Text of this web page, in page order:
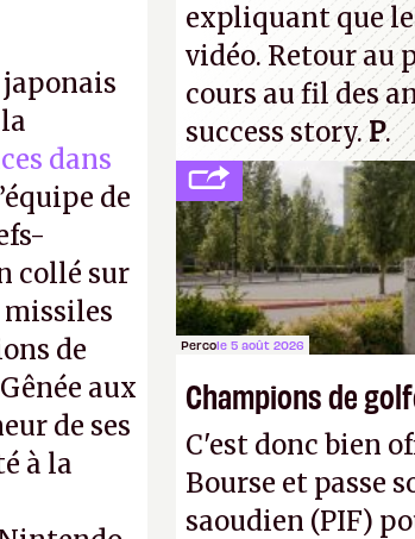
dans
de
collé sur
missiles
de
aux
de ses
à la
expliquant que
vidéo. Retour au
cours au fil des
success story.P.
Percole 5 août 2026
Champions de
C'est donc bien
Bourse et passe
saoudien (PIF)